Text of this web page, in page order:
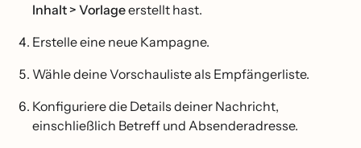
Inhalt > Vorlageerstellt hast.
Erstelle eine neue Kampagne.
Wähle deine Vorschauliste als Empfängerliste.
Konfiguriere die Details deiner Nachricht,
einschließlich Betreff und Absenderadresse.